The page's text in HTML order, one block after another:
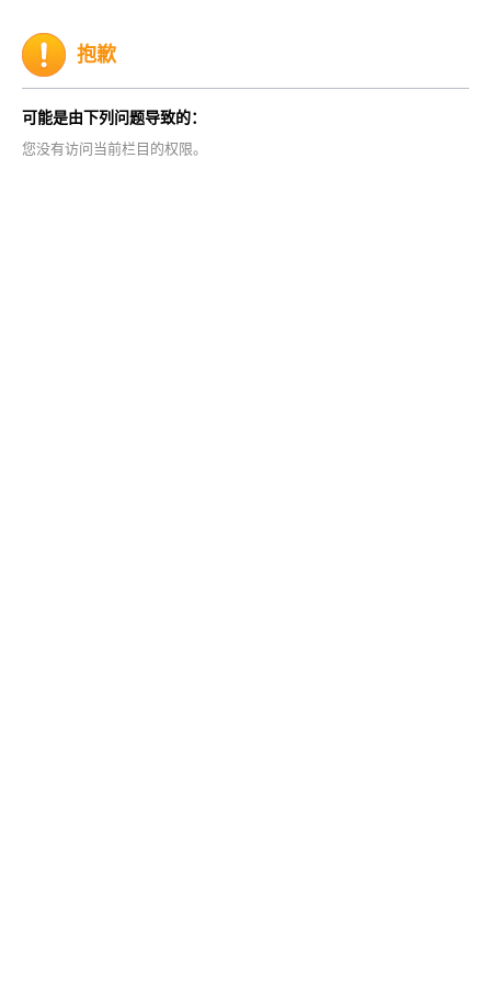
抱歉
可能是由下列问题导致的：
您没有访问当前栏目的权限。